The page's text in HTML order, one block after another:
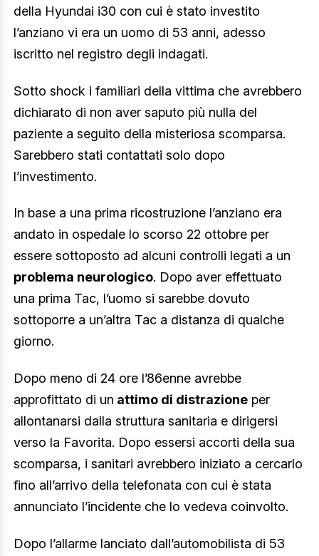
della Hyundai i30 con cui è stato investito
l’anziano vi era un uomo di 53 anni, adesso
iscritto nel registro degli indagati.
Sotto shock i familiari della vittima che avrebbero
dichiarato di non aver saputo più nulla del
paziente a seguito della misteriosa scomparsa.
Sarebbero stati contattati solo dopo
l’investimento.
In base a una prima ricostruzione l’anziano era
andato in ospedale lo scorso 22 ottobre per
essere sottoposto ad alcuni controlli legati a un
problema neurologico. Dopo aver effettuato
una prima Tac, l’uomo si sarebbe dovuto
sottoporre a un’altra Tac a distanza di qualche
giorno.
Dopo meno di 24 ore l’86enne avrebbe
approfittato di un attimo di distrazione per
allontanarsi dalla struttura sanitaria e dirigersi
verso la Favorita. Dopo essersi accorti della sua
scomparsa, i sanitari avrebbero iniziato a cercarlo
fino all’arrivo della telefonata con cui è stata
annunciato l’incidente che lo vedeva coinvolto.
Dopo l’allarme lanciato dall’automobilista di 53